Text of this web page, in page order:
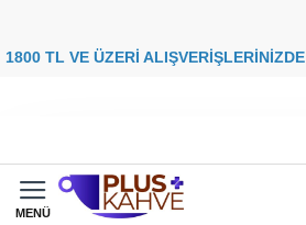
00 TL VE ÜZERİ ALIŞVERİŞLERİNİZDE